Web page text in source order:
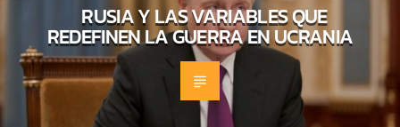
RUSIA Y LAS VARIABLES QUE
REDEFINEN LA GUERRA EN UCRANIA